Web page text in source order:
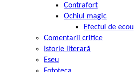
Contrafort
Ochiul magic
Efectul de ecou
Comentarii critice
Istorie literară
Eseu